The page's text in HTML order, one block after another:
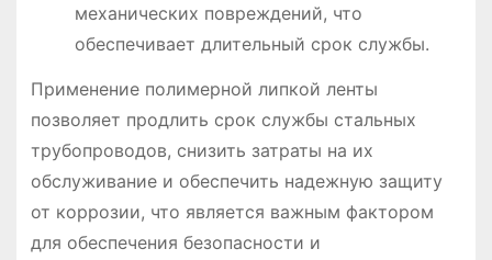
механических повреждений, что
обеспечивает длительный срок службы.
Применение полимерной липкой ленты
позволяет продлить срок службы стальных
трубопроводов, снизить затраты на их
обслуживание и обеспечить надежную защиту
от коррозии, что является важным фактором
для обеспечения безопасности и